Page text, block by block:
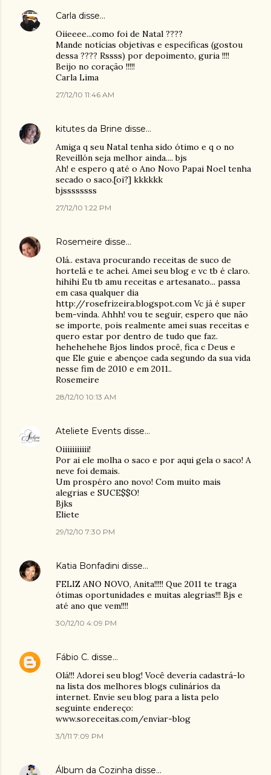
Carla disse…
Oiieeee...como foi de Natal ????
Mande notícias objetivas e específicas (gostou
dessa ???? Rssss) por depoimento, guria !!!!
Beijo no coração !!!!!
Carla Lima
27/12/10 11:46 AM
kitutes da Brine disse…
Amiga q seu Natal tenha sido ótimo e q o no
Reveillón seja melhor ainda.... bjs
Ah! e espero q até o Ano Novo Papai Noel tenha
secado o saco.[oi?] kkkkkk
bjssssssss
27/12/10 1:22 PM
Rosemeire disse…
Olá.. estava procurando receitas de suco de
hortelã e te achei. Amei seu blog e vc tb é claro.
hihihi Eu tb amu receitas e artesanato... passa
em casa qualquer dia
http://rosefrizeira.blogspot.com Vc já é super
bem-vinda. Ahhh! vou te seguir, espero que não
se importe, pois realmente amei suas receitas e
quero estar por dentro de tudo que faz.
hehehehehe Bjos lindos procê, fica c Deus e
que Ele guie e abençoe cada segundo da sua vida
nesse fim de 2010 e em 2011..
Rosemeire
28/12/10 10:13 AM
Ateliete Events disse…
Oiiiiiiiiiii!
Por ai ele molha o saco e por aqui gela o saco! A
neve foi demais.
Um prospéro ano novo! Com muito mais
alegrias e SUCE$$O!
Bjks
Eliete
29/12/10 7:30 PM
Katia Bonfadini disse…
FELIZ ANO NOVO, Anita!!!!! Que 2011 te traga
ótimas oportunidades e muitas alegrias!!! Bjs e
até ano que vem!!!!
30/12/10 4:09 PM
Fábio C. disse…
Olá!!! Adorei seu blog! Você deveria cadastrá-lo
na lista dos melhores blogs culinários da
internet. Envie seu blog para a lista pelo
seguinte endereço:
www.soreceitas.com/enviar-blog
3/1/11 7:09 PM
Álbum da Cozinha disse…